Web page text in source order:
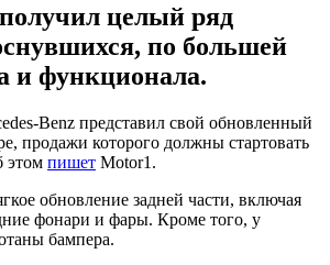
целый ряд
по большей
и функционала.
Benz представил свой обновленный
продажи которого должны стартовать
этом пишет Motor1.
обновление задней части, включая
фонари и фары. Кроме того, у
бампера.